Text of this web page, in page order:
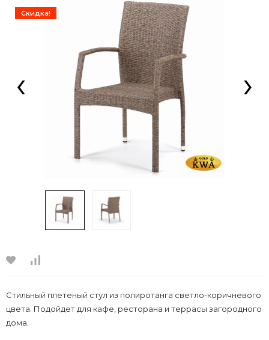
Скидка!
‹ ›
Стильный плетеный стул из полиротанга светло-коричневого
цвета. Подойдет для кафе, ресторана и террасы загородного
дома.